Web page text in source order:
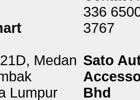
Medan
Lumpur
336
3767
Sato
Bhd